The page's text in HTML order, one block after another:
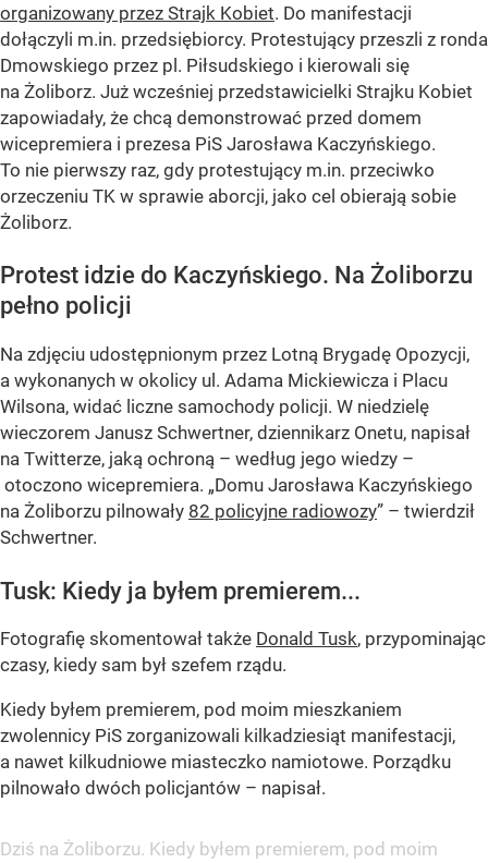
organizowany przez Strajk Kobiet. Do manifestacji
dołączyli m.in. przedsiębiorcy. Protestujący przeszli z ronda
Dmowskiego przez pl. Piłsudskiego i kierowali się
na Żoliborz. Już wcześniej przedstawicielki Strajku Kobiet
zapowiadały, że chcą demonstrować przed domem
wicepremiera i prezesa PiS Jarosława Kaczyńskiego.
To nie pierwszy raz, gdy protestujący m.in. przeciwko
orzeczeniu TK w sprawie aborcji, jako cel obierają sobie
Żoliborz.
Protest idzie do Kaczyńskiego. Na Żoliborzu
pełno policji
Na zdjęciu udostępnionym przez Lotną Brygadę Opozycji,
a wykonanych w okolicy ul. Adama Mickiewicza i Placu
Wilsona, widać liczne samochody policji. W niedzielę
wieczorem Janusz Schwertner, dziennikarz Onetu, napisał
na Twitterze, jaką ochroną – według jego wiedzy –
otoczono wicepremiera. „Domu Jarosława Kaczyńskiego
na Żoliborzu pilnowały 82 policyjne radiowozy” – twierdził
Schwertner.
Tusk: Kiedy ja byłem premierem...
Fotografię skomentował także Donald Tusk, przypominając
czasy, kiedy sam był szefem rządu.
Kiedy byłem premierem, pod moim mieszkaniem
zwolennicy PiS zorganizowali kilkadziesiąt manifestacji,
a nawet kilkudniowe miasteczko namiotowe. Porządku
pilnowało dwóch policjantów – napisał.
Dziś na Żoliborzu. Kiedy byłem premierem, pod moim